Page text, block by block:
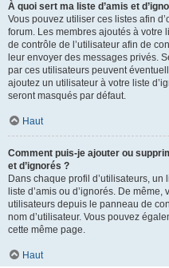
À quoi sert ma liste d’amis et
Vous pouvez utiliser ces listes afin
forum. Les membres ajoutés à votre
de contrôle de l’utilisateur afin de
leur envoyer des messages privés.
par ces utilisateurs peuvent
ajoutez un utilisateur à votre liste
seront masqués par défaut.
Haut
Comment puis-je ajouter ou
et d’ignorés ?
Dans chaque profil d’utilisateurs,
liste d’amis ou d’ignorés. De
utilisateurs depuis le panneau de
nom d’utilisateur. Vous pouvez
cette même page.
Haut